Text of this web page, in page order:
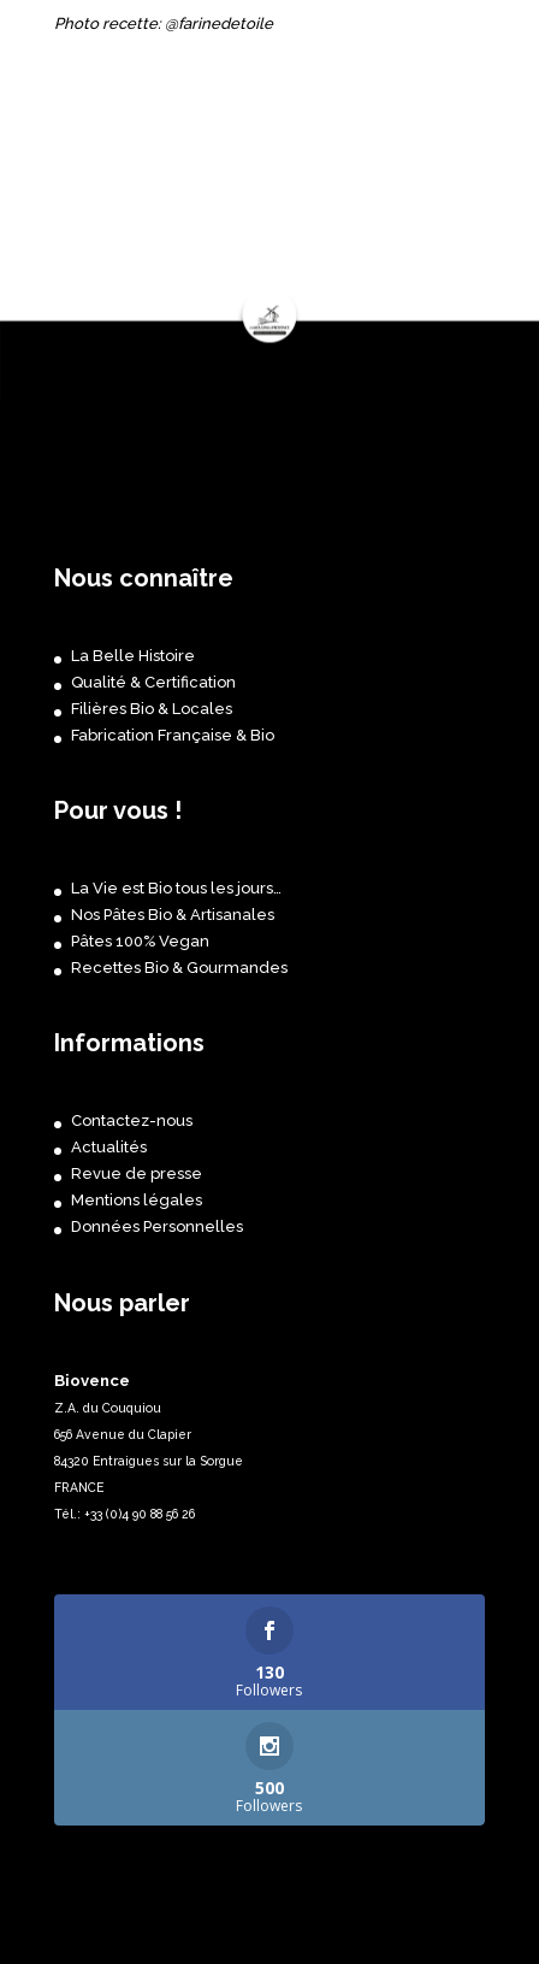
Photo recette: @farinedetoile
Nous connaître
La Belle Histoire
Qualité & Certification
Filières Bio & Locales
Fabrication Française & Bio
Pour vous !
La Vie est Bio tous les jours…
Nos Pâtes Bio & Artisanales
Pâtes 100% Vegan
Recettes Bio & Gourmandes
Informations
Contactez-nous
Actualités
Revue de presse
Mentions légales
Données Personnelles
Nous parler
Biovence
Z.A. du Couquiou
656 Avenue du Clapier
84320 Entraigues sur la Sorgue
FRANCE
Tél.: +33 (0)4 90 88 56 26
130
Followers
500
Followers